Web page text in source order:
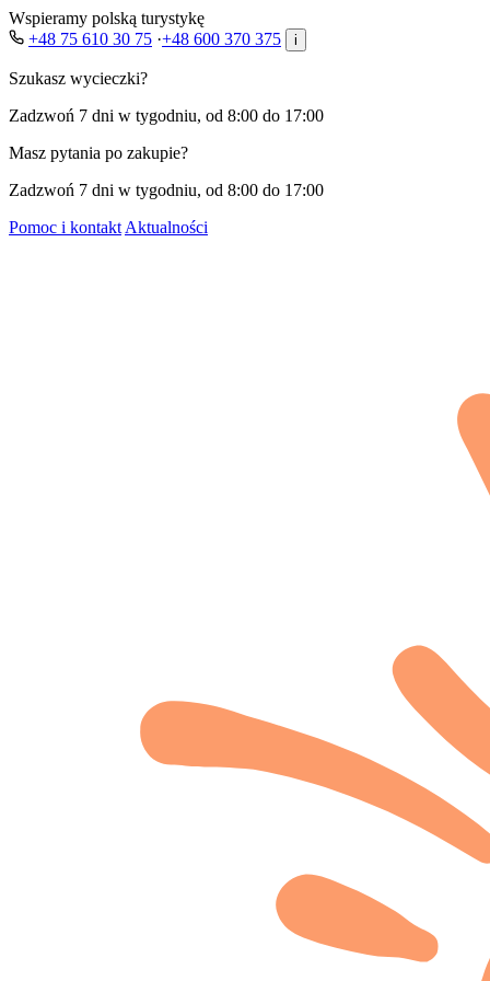
Wspieramy polską turystykę
+48 75 610 30 75 ·+48 600 370 375 i
Szukasz wycieczki?
Zadzwoń 7 dni w tygodniu, od 8:00 do 17:00
Masz pytania po zakupie?
Zadzwoń 7 dni w tygodniu, od 8:00 do 17:00
Pomoc i kontakt Aktualności